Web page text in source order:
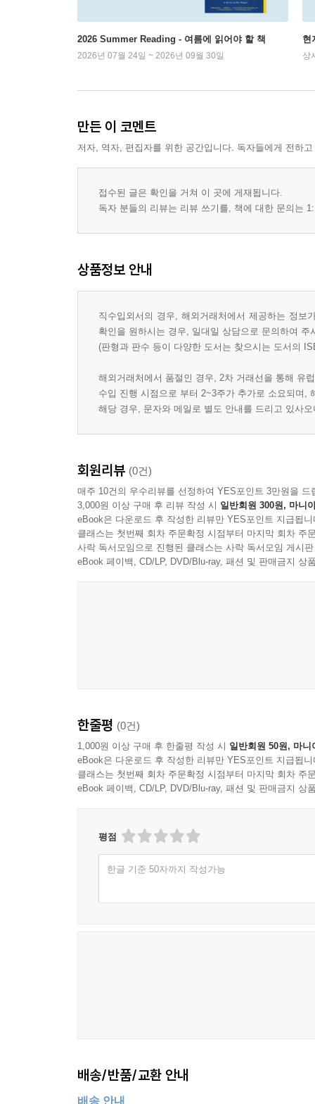
2026 Summer Reading - 여름에 읽어야 할 책
2026년 07월 24일 ~ 2026년 09월 30일
현
상
만든 이 코멘트
저자, 역자, 편집자를 위한 공간입니다. 독자들에게 전하
접수된 글은 확인을 거쳐 이 곳에 게재됩니다.
독자 분들의 리뷰는 리뷰 쓰기를, 책에 대한 문의는
상품정보 안내
직수입외서의 경우, 해외거래처에서 제공하는 정
확인을 원하시는 경우, 일대일 상담으로 문의하여 주
(판형과 판수 등이 다양한 도서는 찾으시는 도서의
해외거래처에서 품절인 경우, 2차 거래선을 통해 유
수입 진행 시점으로 부터 2~3주가 추가로 소요되며,
해당 경우, 문자와 메일로 별도 안내를 드리고 있사
회원리뷰 (0건)
매주 10건의 우수리뷰를 선정하여 YES포인트 3만원을 드
3,000원 이상 구매 후 리뷰 작성 시 일반회원 300원, 마니
eBook은 다운로드 후 작성한 리뷰만 YES포인트 지급됩니
클래스는 첫번째 회차 주문확정 시점부터 마지막 회차 주
사락 독서모임으로 진행된 클래스는 사락 독서모임 게시
eBook 페이백, CD/LP, DVD/Blu-ray, 패션 및 판매금지 상
한줄평 (0건)
1,000원 이상 구매 후 한줄평 작성 시 일반회원 50원, 마니
eBook은 다운로드 후 작성한 리뷰만 YES포인트 지급됩니
클래스는 첫번째 회차 주문확정 시점부터 마지막 회차 주
eBook 페이백, CD/LP, DVD/Blu-ray, 패션 및 판매금지 상
평점
한글 기준 50자까지 작성가능
배송/반품/교환 안내
배송 안내